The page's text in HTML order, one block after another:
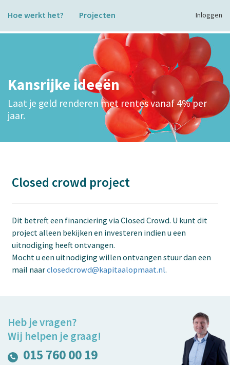
Hoe werkt het? Projecten Inloggen
Kansrijke ideeën
Laat je geld renderen met rentes vanaf 4% per
jaar.
Closed crowd project
Dit betreft een financiering via Closed Crowd. U kunt dit
project alleen bekijken en investeren indien u een
uitnodiging heeft ontvangen.
Mocht u een uitnodiging willen ontvangen stuur dan een
mail naarclosedcrowd@kapitaalopmaat.nl.
Heb je vragen?
Wij helpen je graag!
015 760 00 19